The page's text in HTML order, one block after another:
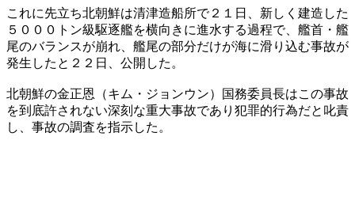
これに先立ち北朝鮮は清津造船所で２１日、新しく建造した
５０００トン級駆逐艦を横向きに進水する過程で、艦首・艦
尾のバランスが崩れ、艦尾の部分だけが海に滑り込む事故が
発生したと２２日、公開した。
北朝鮮の金正恩（キム・ジョンウン）国務委員長はこの事故
を到底許されない深刻な重大事故であり犯罪的行為だと叱責
し、事故の調査を指示した。